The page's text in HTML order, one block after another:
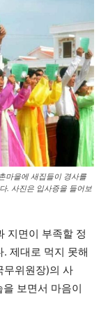
마을에 새집들이 경사를
. 사진은 입사증을 들어보
지면이 부족할 정
제대로 먹지 못해
무위원장)의 사
보면서 마음이